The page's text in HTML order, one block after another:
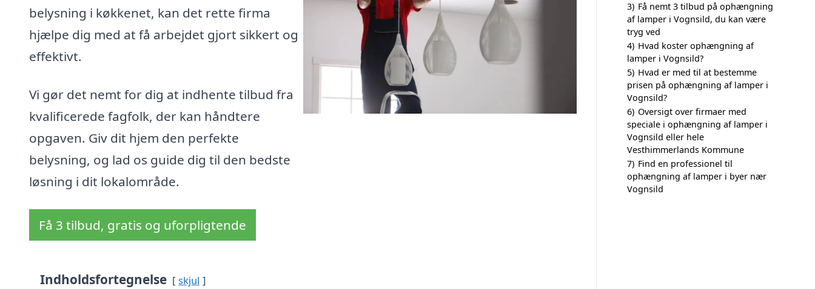
belysning i køkkenet, kan det rette firma
hjælpe dig med at få arbejdet gjort sikkert og
effektivt.
Vi gør det nemt for dig at indhente tilbud fra
kvalificerede fagfolk, der kan håndtere
opgaven. Giv dit hjem den perfekte
belysning, og lad os guide dig til den bedste
løsning i dit lokalområde.
Få 3 tilbud, gratis og uforpligtende
Indholdsfortegnelse skjul
3) Få nemt 3 tilbud på ophængning
af lamper i Vognsild, du kan være
tryg ved
4) Hvad koster ophængning af
lamper i Vognsild?
5) Hvad er med til at bestemme
prisen på ophængning af lamper i
Vognsild?
6) Oversigt over firmaer med
speciale i ophængning af lamper i
Vognsild eller hele
Vesthimmerlands Kommune
7) Find en professionel til
ophængning af lamper i byer nær
Vognsild